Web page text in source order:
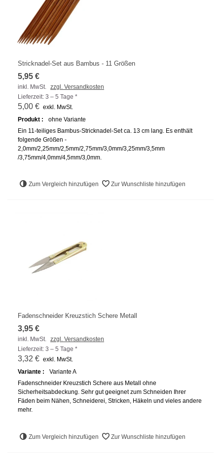
Stricknadel-Set aus Bambus - 11 Größen
5,95 €
inkl. MwSt.
zzgl. Versandkosten
Lieferzeit: 3 – 5 Tage *
5,00 € exkl. MwSt.
Produkt :
ohne Variante
Ein 11-teiliges Bambus-Stricknadel-Set ca. 13 cm lang. Es enthält
folgende Größen -
2,0mm/2,25mm/2,5mm/2,75mm/3,0mm/3,25mm/3,5mm
/3,75mm/4,0mm/4,5mm/3,0mm.
Zum Vergleich hinzufügen Zur Wunschliste hinzufügen
Fadenschneider Kreuzstich Schere Metall
3,95 €
inkl. MwSt. zzgl. Versandkosten
Lieferzeit: 3 – 5 Tage *
3,32 € exkl. MwSt.
Variante :
Variante A
Fadenschneider Kreuzstich Schere aus Metall ohne
Sicherheitsabdeckung. Sehr gut geeignet zum Schneiden Ihrer
Fäden beim Nähen, Schneiderei, Stricken, Häkeln und vieles andere
mehr.
Zum Vergleich hinzufügen Zur Wunschliste hinzufügen